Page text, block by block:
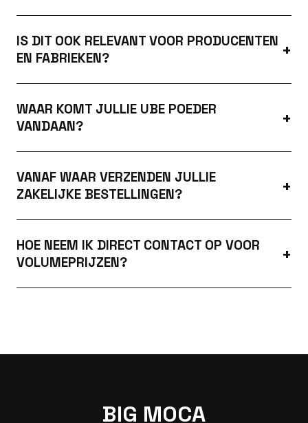
IS DIT OOK RELEVANT VOOR PRODUCENTEN
EN FABRIEKEN?
WAAR KOMT JULLIE UBE POEDER
VANDAAN?
VANAF WAAR VERZENDEN JULLIE
ZAKELIJKE BESTELLINGEN?
HOE NEEM IK DIRECT CONTACT OP VOOR
VOLUMEPRIJZEN?
BIG MOCA